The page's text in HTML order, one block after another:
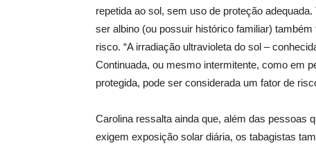
repetida ao sol, sem uso de proteção
ser albino (ou possuir histórico familiar)
risco. “A irradiação ultravioleta do sol –
Continuada, ou mesmo intermitente, como em
protegida, pode ser considerada um fator de
Carolina ressalta ainda que, além das pessoas
exigem exposição solar diária, os tabagistas